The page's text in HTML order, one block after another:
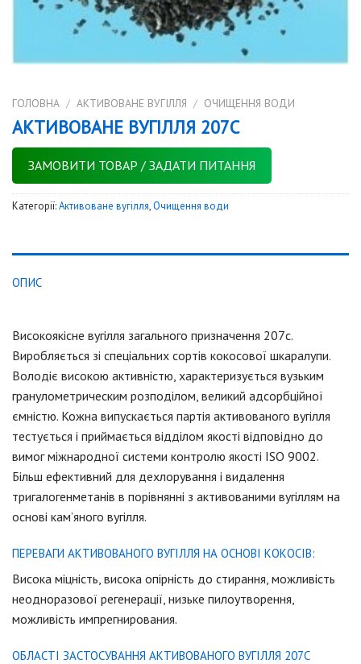
ГОЛОВНА / АКТИВОВАНЕ ВУГІЛЛЯ / ОЧИЩЕННЯ ВОДИ
АКТИВОВАНЕ ВУГІЛЛЯ 207С
ЗАМОВИТИ ТОВАР / ЗАДАТИ ПИТАННЯ
Категорії:Активоване вугілля,Очищення води
ОПИС
Високоякісне вугілля загального призначення 207с.
Виробляється зі спеціальних сортів кокосової шкаралупи.
Володіє високою активністю, характеризується вузьким
гранулометрическим розподілом, великий адсорбційної
ємністю. Кожна випускається партія активованого вугілля
тестується і приймається відділом якості відповідно до
вимог міжнародної системи контролю якості ISO 9002.
Більш ефективний для дехлорування і видалення
тригалогенметанів в порівнянні з активованими вугіллям на
основі кам’яного вугілля.
ПЕРЕВАГИ АКТИВОВАНОГО ВУГІЛЛЯ НА ОСНОВІ КОКОСІВ:
Висока міцність, висока опірність до стирання, можливість
неодноразової регенерації, низьке пилоутворення,
можливість импрегнирования.
ОБЛАСТІ ЗАСТОСУВАННЯ АКТИВОВАНОГО ВУГІЛЛЯ 207С